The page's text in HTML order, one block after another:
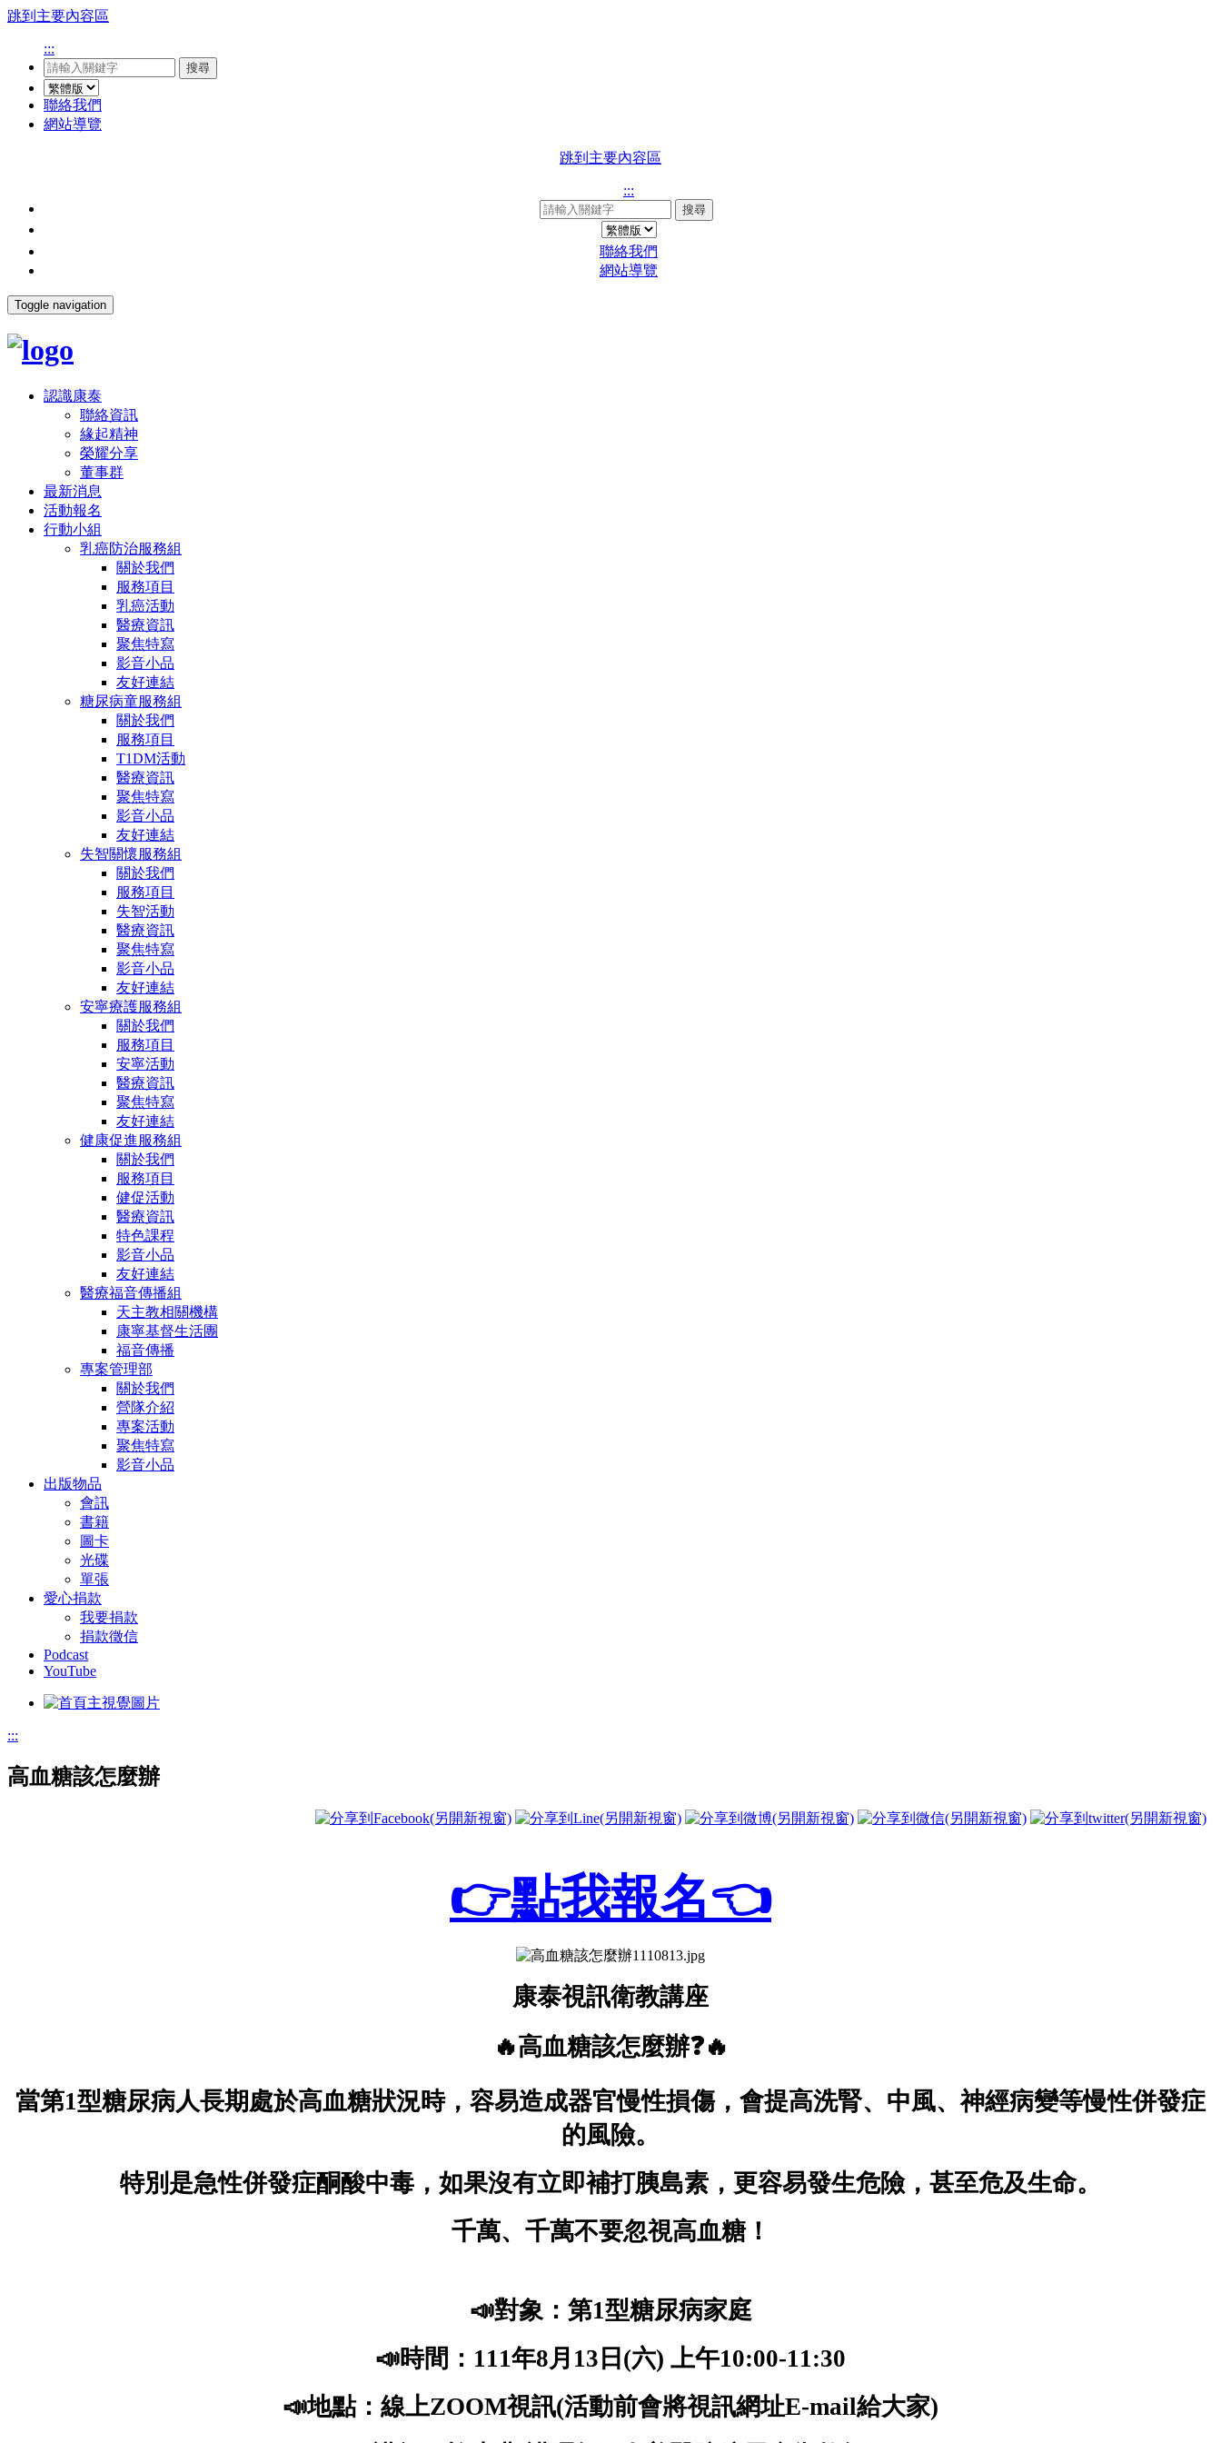
跳到主要內容區
:::
搜尋
聯絡我們
網站導覽
跳到主要內容區
:::
搜尋
聯絡我們
網站導覽
Toggle navigation
認識康泰
聯絡資訊
緣起精神
榮耀分享
董事群
最新消息
活動報名
行動小組
乳癌防治服務組
關於我們
服務項目
乳癌活動
醫療資訊
聚焦特寫
影音小品
友好連結
糖尿病童服務組
關於我們
服務項目
T1DM活動
醫療資訊
聚焦特寫
影音小品
友好連結
失智關懷服務組
關於我們
服務項目
失智活動
醫療資訊
聚焦特寫
影音小品
友好連結
安寧療護服務組
關於我們
服務項目
安寧活動
醫療資訊
聚焦特寫
友好連結
健康促進服務組
關於我們
服務項目
健促活動
醫療資訊
特色課程
影音小品
友好連結
醫療福音傳播組
天主教相關機構
康寧基督生活團
福音傳播
專案管理部
關於我們
營隊介紹
專案活動
聚焦特寫
影音小品
出版物品
會訊
書籍
圖卡
光碟
單張
愛心捐款
我要捐款
捐款徵信
Podcast
YouTube
:::
高血糖該怎麼辦
👉點我報名👈
康泰視訊衛教講座
🔥高血糖該怎麼辦❓🔥
當第1型糖尿病人長期處於高血糖狀況時，容易造成器官慢性損傷，會提高洗腎、中風、神經病變等慢性併發症
的風險。
特別是急性併發症酮酸中毒，如果沒有立即補打胰島素，更容易發生危險，甚至危及生命。
千萬、千萬不要忽視高血糖！
📣對象：第1型糖尿病家庭
📣時間：111年8月13日(六) 上午10:00-11:30
📣地點：線上ZOOM視訊(活動前會將視訊網址E-mail給大家)